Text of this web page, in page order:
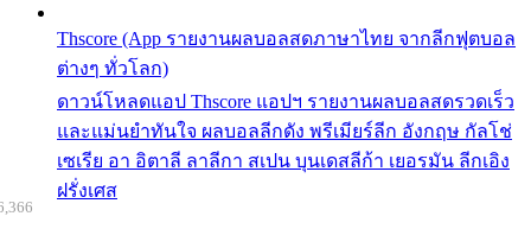
Thscore (App รายงานผลบอลสดภาษาไทย จากลีกฟุตบอล
ต่างๆ ทั่วโลก)
ดาวน์โหลดแอป Thscore แอปฯ รายงานผลบอลสดรวดเร็ว
และแม่นยำทันใจ ผลบอลลีกดัง พรีเมียร์ลีก อังกฤษ กัลโช่
เซเรีย อา อิตาลี ลาลีกา สเปน บุนเดสลีก้า เยอรมัน ลีกเอิง
ฝรั่งเศส